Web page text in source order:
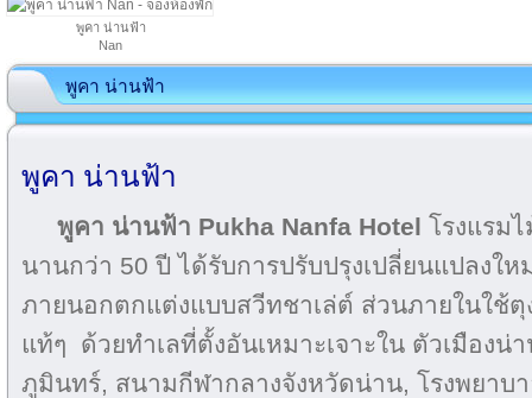
พูคา น่านฟ้า
Nan
พูคา น่านฟ้า
พูคา น่านฟ้า
พูคา น่านฟ้า Pukha Nanfa Hotel โรงแรม
นานกว่า 50 ปี ได้รับการปรับปรุงเปลี่ยนแปลงใ
ภายนอกตกแต่งแบบสวีทชาเล่ต์ ส่วนภายในใช้
แท้ๆ ด้วยทำเลที่ตั้งอันเหมาะเจาะใน ตัวเมืองน่
ภูมินทร์, สนามกีฬากลางจังหวัดน่าน, โรงพยาบา